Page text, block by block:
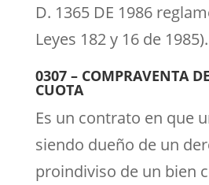
D. 1365 DE 1986
Leyes 182 y 16 de 1985).
0307 – COMPRAVENTA
CUOTA
Es un contrato en que
siendo dueño de un
proindiviso de un bien